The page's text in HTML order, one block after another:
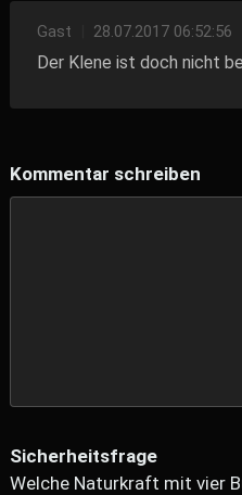
Gast 28.07.2017 06:52:56
Der Klene ist doch nicht
Kommentar schreiben
Sicherheitsfrage
Welche Naturkraft mit vier